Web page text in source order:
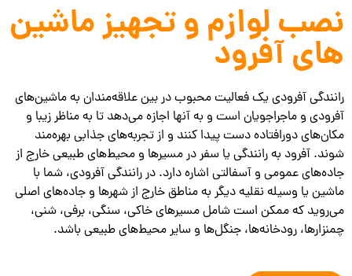
نصب لوازم و تجهیز ماشین
های آفرود
رانندگی آفرودی یک فعالیت محبوب در بین علاقه‌مندان به ماشین‌های
آفرودی و ماجراجویان است و به آنها اجازه می‌دهد تا به مناظر زیبا و
مکان‌های دورافتاده دست پیدا کنند و از تجربه‌های جذابی بهره‌مند
شوند. آفرود به رانندگی یا سفر در مسیرها و محیط‌های طبیعی خارج از
جاده‌های عمومی و آسفالتی اشاره دارد. در رانندگی آفرودی، شما با
ماشین یا وسیله نقلیه دیگر به مناطق خارج از شهرها و جاده‌های اصلی
می‌روید که ممکن است شامل مسیرهای خاکی، سنگی، برفی، شنی،
چمنزارها، رودخانه‌ها، جنگل‌ها و سایر محیط‌های طبیعی باشد.